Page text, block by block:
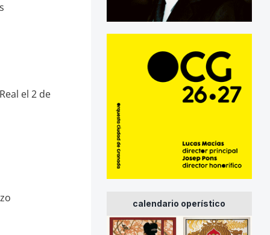
el 2 de
calendario operístico